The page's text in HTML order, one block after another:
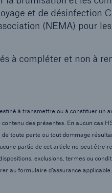
et de désinfection
(NEMA) pour
à compléter et non à
à transmettre ou à constituer un
des présentes. En aucun cas
toute perte ou tout dommage
partie de cet article ne peut être
exclusions, termes ou
au formulaire d’assurance applicable.